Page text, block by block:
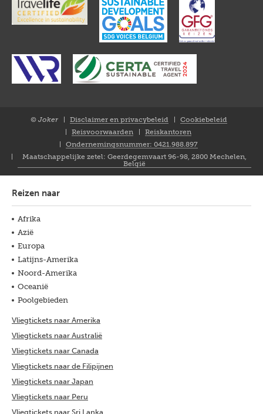
© Joker
Disclaimer en privacybeleid
Cookiebeleid
Reisvoorwaarden
Reiskantoren
Ondernemingsnummer: 0421.988.897
Maatschappelijke zetel: Geerdegemvaart 96-98, 2800 Mechelen,
België
Reizen naar
Afrika
Azië
Europa
Latijns-Amerika
Noord-Amerika
Oceanië
Poolgebieden
Vliegtickets naar Amerika
Vliegtickets naar Australië
Vliegtickets naar Canada
Vliegtickets naar de Filipijnen
Vliegtickets naar Japan
Vliegtickets naar Peru
Vliegtickets naar Sri Lanka